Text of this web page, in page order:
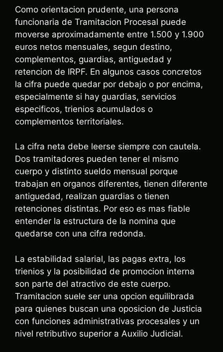
Como orientacion prudente, una persona
funcionaria de Tramitacion Procesal puede
moverse aproximadamente entre 1.500 y 1.900
euros netos mensuales, segun destino,
complementos, guardias, antiguedad y
retencion de IRPF. En algunos casos concretos
la cifra puede quedar por debajo o por encima,
especialmente si hay guardias, servicios
especificos, trienios acumulados o
complementos territoriales.
La cifra neta debe leerse siempre con cautela.
Dos tramitadores pueden tener el mismo
cuerpo y distinto sueldo mensual porque
trabajan en organos diferentes, tienen diferente
antiguedad, realizan guardias o tienen
retenciones distintas. Por eso es mas fiable
entender la estructura de la nomina que
quedarse con una cifra redonda.
La estabilidad salarial, las pagas extra, los
trienios y la posibilidad de promocion interna
son parte del atractivo de este cuerpo.
Tramitacion suele ser una opcion equilibrada
para quienes buscan una oposicion de Justicia
con funciones administrativas procesales y un
nivel retributivo superior a Auxilio Judicial.